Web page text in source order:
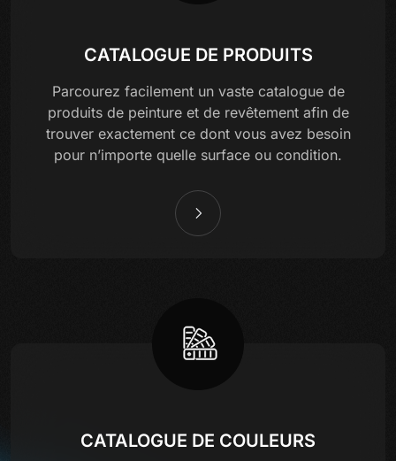
CATALOGUE DE PRODUITS
Parcourez facilement un vaste catalogue de
produits de peinture et de revêtement afin de
trouver exactement ce dont vous avez besoin
pour n’importe quelle surface ou condition.
CATALOGUE DE COULEURS